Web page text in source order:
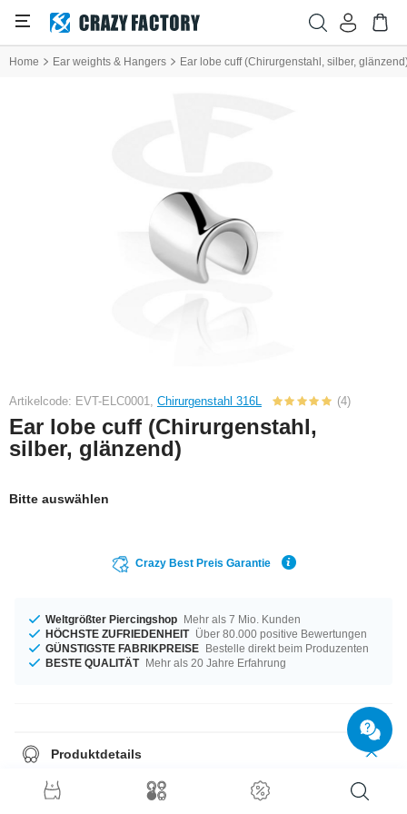
Home Ear weights & Hangers Ear lobe cuff (Chirurgenstahl, silber,
Artikelcode: EVT-ELC0001, Chirurgenstahl 316L (4)
Ear lobe cuff (Chirurgenstahl,
silber, glänzend)
Bitte auswählen
Crazy Best Preis Garantie
Weltgrößter Piercingshop Mehr als 7 Mio. Kunden
HÖCHSTE ZUFRIEDENHEIT Über 80.000 positive Bewertungen
GÜNSTIGSTE FABRIKPREISE Bestelle direkt beim Produzenten
BESTE QUALITÄT Mehr als 20 Jahre Erfahrung
Produktdetails
Für alle Gelegenheiten - erhältlich von 8 mm bis 19 mm Durchmesser.
Worauf wartest du noch? Ab in den Korb damit!